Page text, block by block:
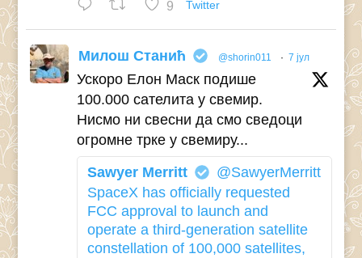
9 Twitter
Милош Станић @shorin011 · 7 јул
Ускоро Елон Маск подише
100.000 сателита у свемир.
Нисмо ни свесни да смо сведоци
огромне трке у свемиру...
Sawyer Merritt
@SawyerMerritt
SpaceX has officially requested
FCC approval to launch and
operate a third-generation satellite
constellation of 100,000 satellites,